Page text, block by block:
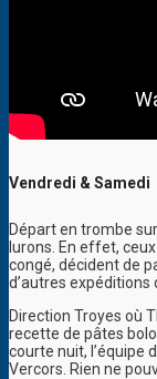
Vendredi & Samedi
Départ en trombe
lurons. En effet,
congé, décident de
d’autres expéditions
Direction Troyes où
recette de pâtes
courte nuit, l’équipe
Vercors. Rien ne